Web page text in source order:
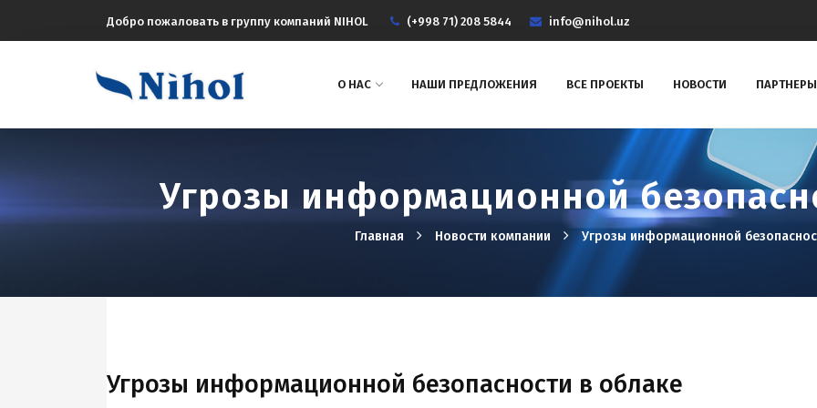
Добро пожаловать в группу компаний NIHOL (+998 71) 208 5844 info@nihol.uz
О НАС НАШИ ПРЕДЛОЖЕНИЯ ВСЕ ПРОЕКТЫ НОВОСТИ ПАРТНЕРЫ
Угрозы информационной
Главная Новости компании Угрозы информационной
Угрозы информационной безопасности в облаке